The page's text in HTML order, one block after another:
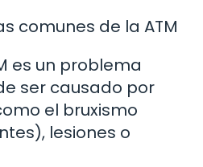
comunes de la ATM
es un problema
ser causado por
el bruxismo
lesiones o